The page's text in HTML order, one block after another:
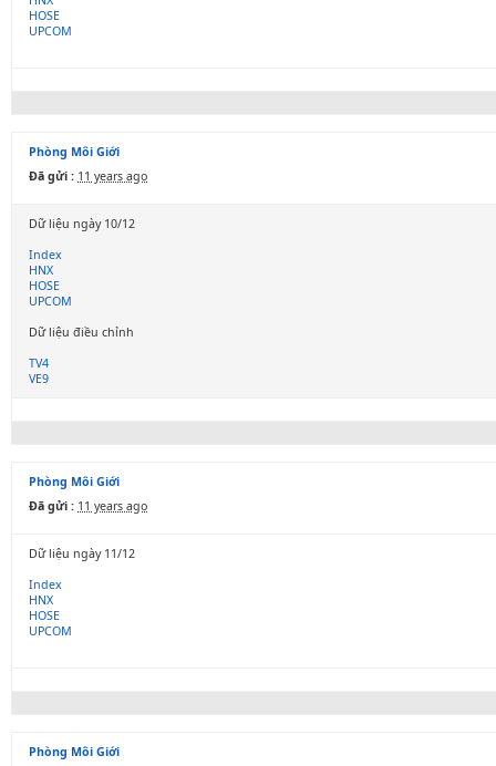
HOSE
UPCOM
Phòng Môi Giới
Đã gửi : 11 years ago
Dữ liệu ngày 10/12
Index
HNX
HOSE
UPCOM
Dữ liệu điều chỉnh
TV4
VE9
Phòng Môi Giới
Đã gửi : 11 years ago
Dữ liệu ngày 11/12
Index
HNX
HOSE
UPCOM
Phòng Môi Giới